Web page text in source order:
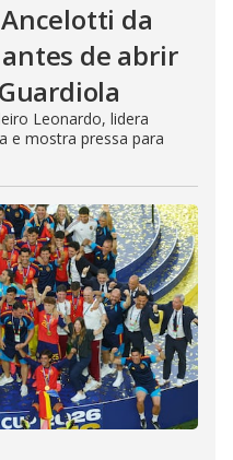
da
de abrir
Leonardo, lidera
e mostra pressa para